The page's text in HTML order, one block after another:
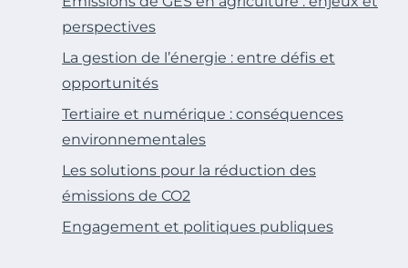
perspectives
La gestion de l’énergie : entre défis et
opportunités
Tertiaire et numérique : conséquences
environnementales
Les solutions pour la réduction des
émissions de CO2
Engagement et politiques publiques